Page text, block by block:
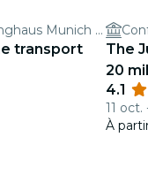
Conference Center Kolpinghaus Munich Central GmbH
transport
The
20
4.1
11
À